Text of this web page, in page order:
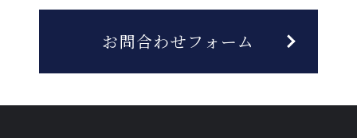
お問合わせフォーム